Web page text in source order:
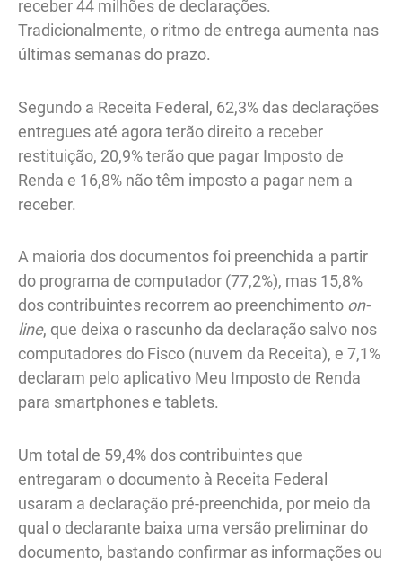
receber 44 milhões de declarações.
Tradicionalmente, o ritmo de entrega aumenta nas
últimas semanas do prazo.
Segundo a Receita Federal, 62,3% das declarações
entregues até agora terão direito a receber
restituição, 20,9% terão que pagar Imposto de
Renda e 16,8% não têm imposto a pagar nem a
receber.
A maioria dos documentos foi preenchida a partir
do programa de computador (77,2%), mas 15,8%
dos contribuintes recorrem ao preenchimento on-
line, que deixa o rascunho da declaração salvo nos
computadores do Fisco (nuvem da Receita), e 7,1%
declaram pelo aplicativo Meu Imposto de Renda
para smartphones e tablets.
Um total de 59,4% dos contribuintes que
entregaram o documento à Receita Federal
usaram a declaração pré-preenchida, por meio da
qual o declarante baixa uma versão preliminar do
documento, bastando confirmar as informações ou